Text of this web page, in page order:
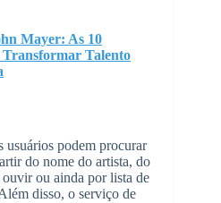
Mayer: As 10
Transformar Talento
usuários podem procurar
do nome do artista, do
ou ainda por lista de
disso, o serviço de